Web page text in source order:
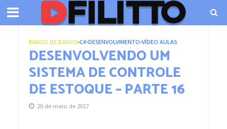
BANCO DE DADOS•C#•DESENVOLVIMENTO•VÍDEO AULAS
DESENVOLVENDO UM
SISTEMA DE CONTROLE
DE ESTOQUE – PARTE 16
20 de maio de 2017